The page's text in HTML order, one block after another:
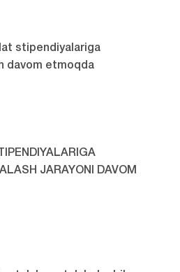
stipendiyalariga
davom etmoqda
JARAYONI DAVOM